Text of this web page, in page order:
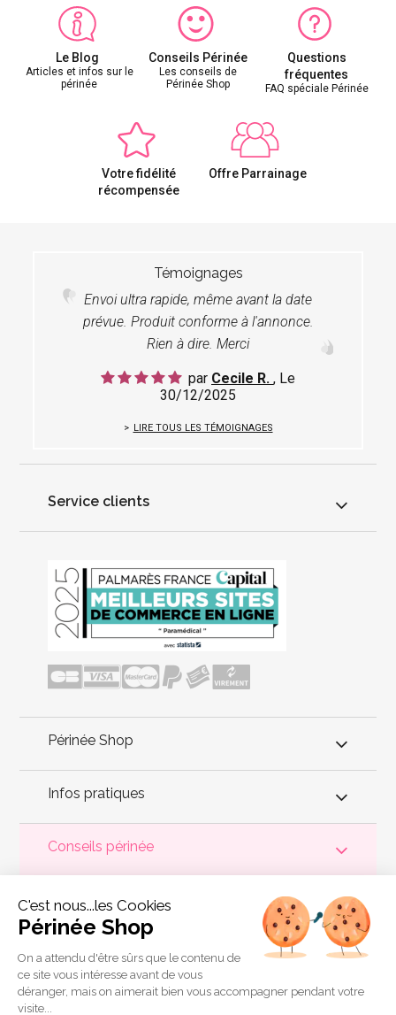
Le Blog
Articles et infos sur le
périnée
Conseils Périnée
Les conseils de
Périnée Shop
Questions
fréquentes
FAQ spéciale Périnée
Votre fidélité
récompensée
Offre Parrainage
Témoignages
Envoi ultra rapide, même avant la date
prévue. Produit conforme à l'annonce.
Rien à dire. Merci
par Cecile R. , Le
30/12/2025
LIRE TOUS LES TÉMOIGNAGES
Service clients
Périnée Shop
Infos pratiques
Conseils périnée
est précieux ! Il est donc primordial d'entretenir,
de muscler et de rééduquer le plancher pelvienpour éviter les
problèmes d'incontinence
, de pesanteur pelvienne, de manque
de sensations durant les rapports sexuels et de petites
fuites
Périnée Shop
a sélectionné les meilleures solutions
pour la rééducation périnéale et pour l'auto-traitement de
l'incontinence à domicile :
biofeedback,cônes vaginaux
connectées etaccessoires pour exercices de Kegel.
C'est nous...les Cookies
Périnée Shop
On a attendu d'être sûrs que le contenu de
ce site vous intéresse avant de vous
déranger, mais on aimerait bien vous accompagner pendant votre
visite...